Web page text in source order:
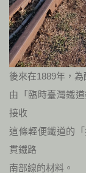
後來在1889年，
由「臨時臺灣鐵
接收
這條輕便鐵道的
貫鐵路
南部線的材料。